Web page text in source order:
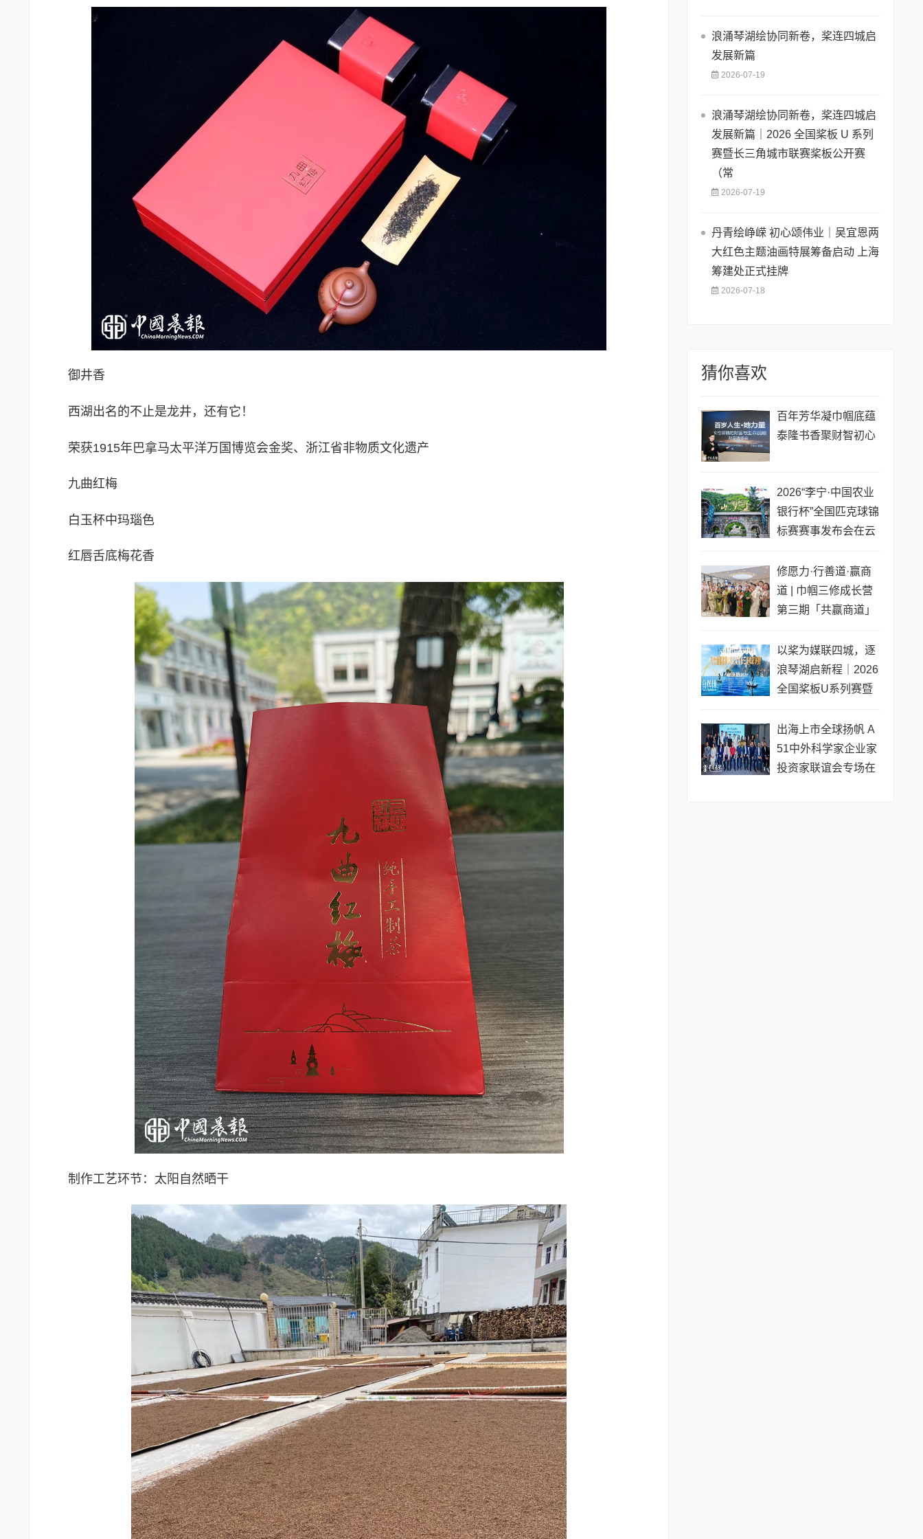
御井香
西湖出名的不止是龙井，还有它！
荣获1915年巴拿马太平洋万国博览会金奖、浙江省非物质文化遗产
九曲红梅
白玉杯中玛瑙色
红唇舌底梅花香
制作工艺环节：太阳自然晒干
浪涌琴湖绘协同新卷，桨连四城启
发展新篇
2026-07-19
浪涌琴湖绘协同新卷，桨连四城启
发展新篇｜2026 全国桨板 U 系列
赛暨长三角城市联赛桨板公开赛
（常
2026-07-19
丹青绘峥嵘 初心颂伟业｜吴宜恩两
大红色主题油画特展筹备启动 上海
筹建处正式挂牌
2026-07-18
猜你喜欢
百年芳华凝巾帼底蕴
泰隆书香聚财智初心
2026“李宁·中国农业
银行杯”全国匹克球锦
标赛赛事发布会在云
修愿力·行善道·赢商
道 | 巾帼三修成长营
第三期「共赢商道」
以桨为媒联四城，逐
浪琴湖启新程｜2026
全国桨板U系列赛暨
公开赛（常熟站）即
将开赛
出海上市全球扬帆 A
51中外科学家企业家
投资家联谊会专场在